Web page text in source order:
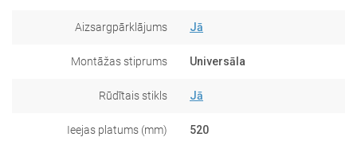
Aizsargpārklājums Jā
Montāžas stiprums Universāla
Rūdītais stikls Jā
Ieejas platums (mm) 520